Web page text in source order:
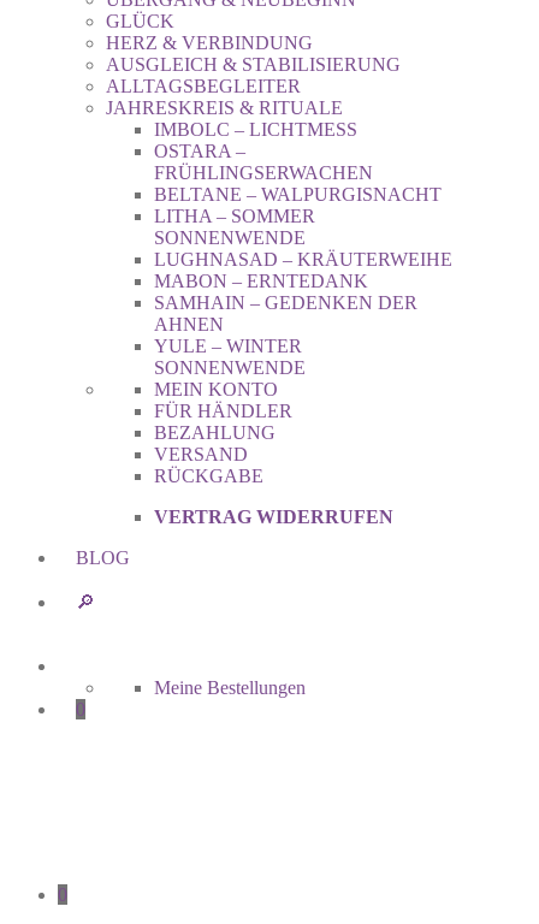
GLÜCK
HERZ & VERBINDUNG
AUSGLEICH & STABILISIERUNG
ALLTAGSBEGLEITER
JAHRESKREIS & RITUALE
IMBOLC – LICHTMESS
OSTARA –
FRÜHLINGSERWACHEN
BELTANE – WALPURGISNACHT
LITHA – SOMMER
SONNENWENDE
LUGHNASAD – KRÄUTERWEIHE
MABON – ERNTEDANK
SAMHAIN – GEDENKEN DER
AHNEN
YULE – WINTER
SONNENWENDE
MEIN KONTO
FÜR HÄNDLER
BEZAHLUNG
VERSAND
RÜCKGABE
VERTRAG WIDERRUFEN
BLOG
🔎︎
Meine Bestellungen
0
0